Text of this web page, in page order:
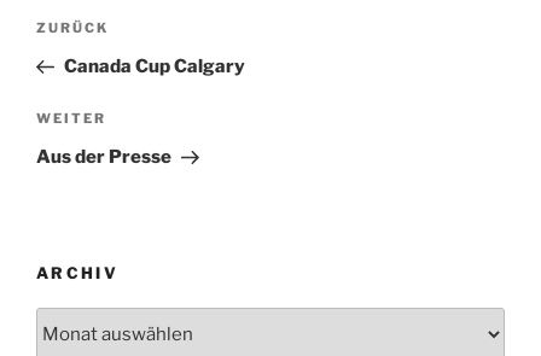
Beitragsnavigation
Vorheriger
Beitrag
ZURÜCK
Canada Cup Calgary
Nächster
Beitrag
WEITER
Aus der Presse
ARCHIV